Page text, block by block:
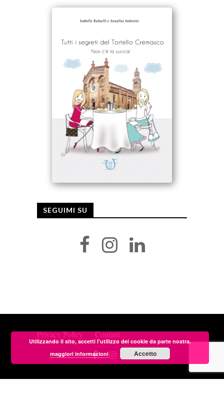
SEGUIMI SU
Privacy Policy Contatti
Copyright © 2026 Isabella Radaelli. Tutti i diritti
Utilizzando il sito, accetti l'utilizzo dei cookie da parte nostra.
maggiori informazioni
Accetto